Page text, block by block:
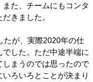
た、チームにもコンタ
きました。
たが、実際2020年の仕
した。ただ中途半端に
まうのでは思ったので
ろいろとことが決まり